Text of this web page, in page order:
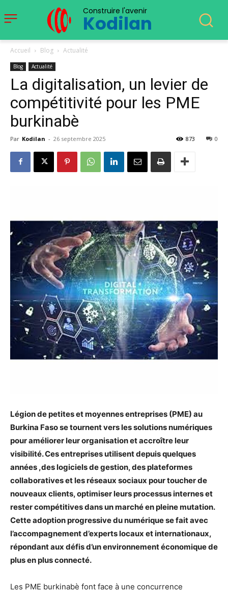
Construire l'avenir
Kodilan
Accueil Blog Actualité
Blog Actualité
La digitalisation, un levier de
compétitivité pour les PME
burkinabè
Par Kodilan - 26 septembre 2025 0
873
Légion de petites et moyennes entreprises (PME) au
Burkina Faso se tournent vers les solutions numériques
pour améliorer leur organisation et accroître leur
visibilité. Ces entreprises utilisent depuis quelques
années ,des logiciels de gestion, des plateformes
collaboratives et les réseaux sociaux pour toucher de
nouveaux clients, optimiser leurs processus internes et
rester compétitives dans un marché en pleine mutation.
Cette adoption progressive du numérique se fait avec
l’accompagnement d’experts locaux et internationaux,
répondant aux défis d’un environnement économique de
plus en plus connecté.
Les PME burkinabè font face à une concurrence